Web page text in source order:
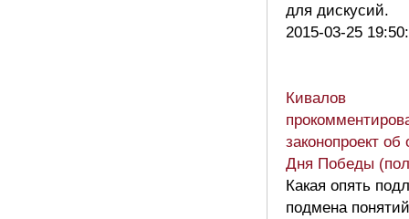
для дискусий.
2015-03-25
Кивалов
законопроект об
Дня Победы
Какая опять
подмена